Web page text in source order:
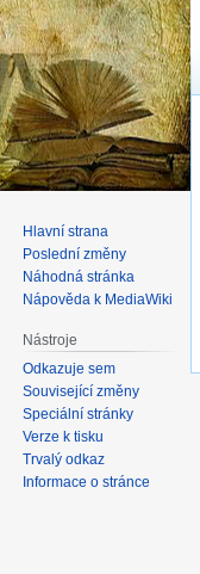
Hlavní strana
Poslední změny
Náhodná stránka
Nápověda k MediaWiki
Nástroje
Odkazuje sem
Související změny
Speciální stránky
Verze k tisku
Trvalý odkaz
Informace o stránce